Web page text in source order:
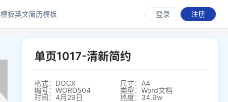
板英文简历模板 登录 注册
单页1017-清新简约
格式：DOCX
尺寸：A4
编号：WORD504
类型：Word文档
时间：4月29日
热度：34.9w